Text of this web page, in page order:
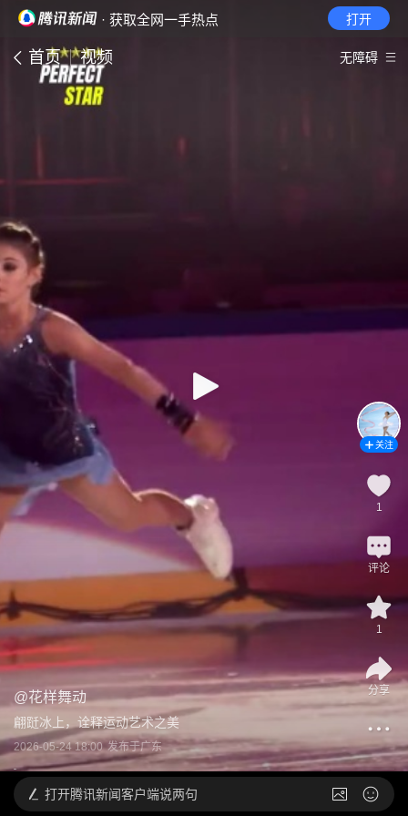
· 获取全网一手热点 打开
首页 视频 无障碍
@花样舞动
翩跹冰上，诠释运动艺术之美
2026-05-24 18:00 发布于广东
关注
1
评论
1
分享
打开腾讯新闻客户端说两句